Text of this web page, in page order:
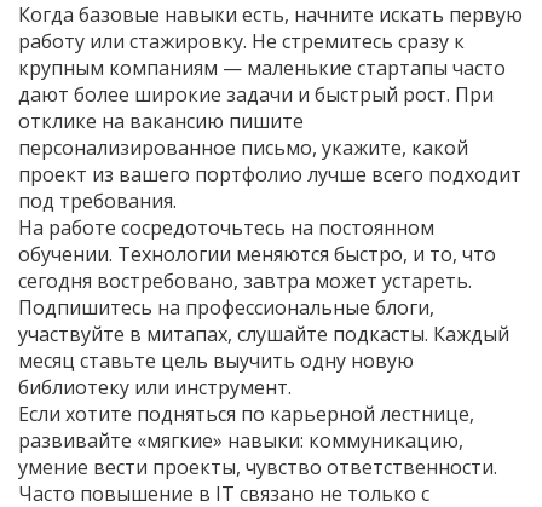
Когда базовые навыки есть, начните искать первую
работу или стажировку. Не стремитесь сразу к
крупным компаниям — маленькие стартапы часто
дают более широкие задачи и быстрый рост. При
отклике на вакансию пишите
персонализированное письмо, укажите, какой
проект из вашего портфолио лучше всего подходит
под требования.
На работе сосредоточьтесь на постоянном
обучении. Технологии меняются быстро, и то, что
сегодня востребовано, завтра может устареть.
Подпишитесь на профессиональные блоги,
участвуйте в митапах, слушайте подкасты. Каждый
месяц ставьте цель выучить одну новую
библиотеку или инструмент.
Если хотите подняться по карьерной лестнице,
развивайте «мягкие» навыки: коммуникацию,
умение вести проекты, чувство ответственности.
Часто повышение в IT связано не только с